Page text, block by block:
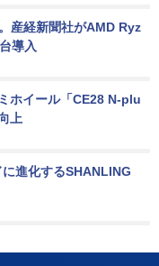
産経新聞社がAMD Ryz
導入
ホイール「CE28 N-plu
上
進化するSHANLING